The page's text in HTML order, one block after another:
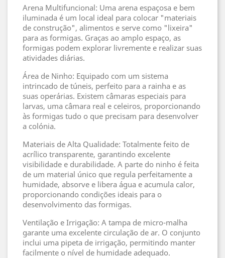
Arena Multifuncional: Uma arena espaçosa e bem
iluminada é um local ideal para colocar "materiais
de construção", alimentos e serve como "lixeira"
para as formigas. Graças ao amplo espaço, as
formigas podem explorar livremente e realizar suas
atividades diárias.
Área de Ninho: Equipado com um sistema
intrincado de túneis, perfeito para a rainha e as
suas operárias. Existem câmaras especiais para
larvas, uma câmara real e celeiros, proporcionando
às formigas tudo o que precisam para desenvolver
a colónia.
Materiais de Alta Qualidade: Totalmente feito de
acrílico transparente, garantindo excelente
visibilidade e durabilidade. A parte do ninho é feita
de um material único que regula perfeitamente a
humidade, absorve e libera água e acumula calor,
proporcionando condições ideais para o
desenvolvimento das formigas.
Ventilação e Irrigação: A tampa de micro-malha
garante uma excelente circulação de ar. O conjunto
inclui uma pipeta de irrigação, permitindo manter
facilmente o nível de humidade adequado.